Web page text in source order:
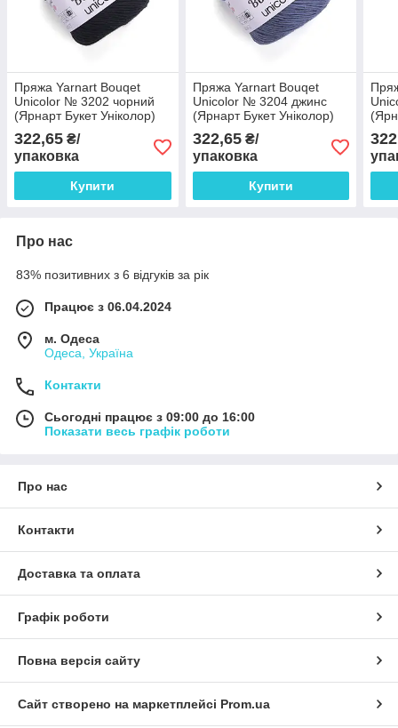
Пряжа Yarnart Bouqet
Unicolor № 3202 чорний
(Ярнарт Букет Уніколор)
322,65 ₴/
упаковка
Купити
Пряжа Yarnart Bouqet
Unicolor № 3204 джинс
(Ярнарт Букет Уніколор)
322,65₴/
упаковка
Купити
Про нас
83% позитивних з 6 відгуків за рік
Працює з 06.04.2024
м. Одеса
Одеса, Україна
Контакти
Сьогодні працює з 09:00 до 16:00
Показати весь графік роботи
Про нас
Контакти
Доставка та оплата
Графік роботи
Повна версія сайту
Сайт створено на маркетплейсі Prom.ua